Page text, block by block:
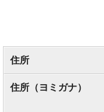
住所
住所（ヨミガナ）